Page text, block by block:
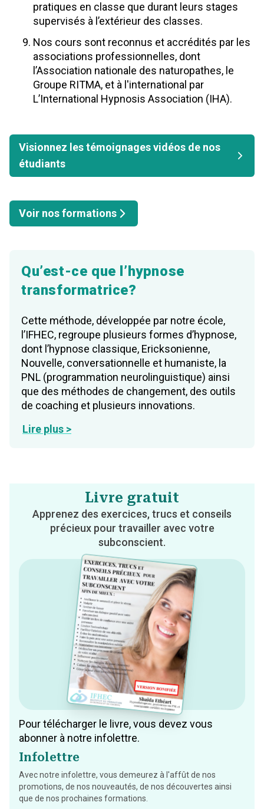
pratiques en classe que durant leurs stages
supervisés à l’extérieur des classes.
Nos cours sont reconnus et accrédités par les
associations professionnelles, dont
l’Association nationale des naturopathes, le
Groupe RITMA, et à l'international par
L’International Hypnosis Association (IHA).
Visionnez les témoignages vidéos de nos
étudiants
Voir nos formations
Qu’est-ce que l’hypnose
transformatrice?
Cette méthode, développée par notre école,
l’IFHEC, regroupe plusieurs formes d’hypnose,
dont l’hypnose classique, Ericksonienne,
Nouvelle, conversationnelle et humaniste, la
PNL (programmation neurolinguistique) ainsi
que des méthodes de changement, des outils
de coaching et plusieurs innovations.
Lire plus >
Livre gratuit
Apprenez des exercices, trucs et conseils
précieux pour travailler avec votre
subconscient.
Pour télécharger le livre, vous devez vous
abonner à notre infolettre.
Infolettre
Avec notre infolettre, vous demeurez à l'affût de nos
promotions, de nos nouveautés, de nos découvertes ainsi
que de nos prochaines formations.